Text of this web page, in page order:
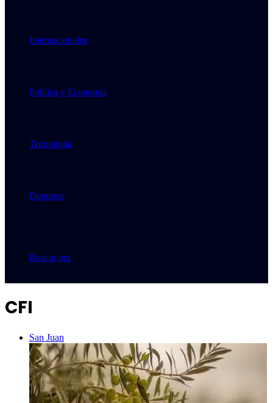
Internacionales
Política y Economía
Tecnología
Deportes
Buscar por
CFI
San Juan